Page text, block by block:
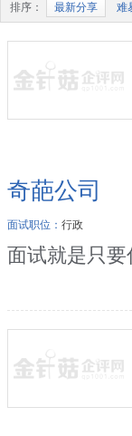
排序： 最新分享 难
奇葩公司
面试职位： 行政
面试就是只